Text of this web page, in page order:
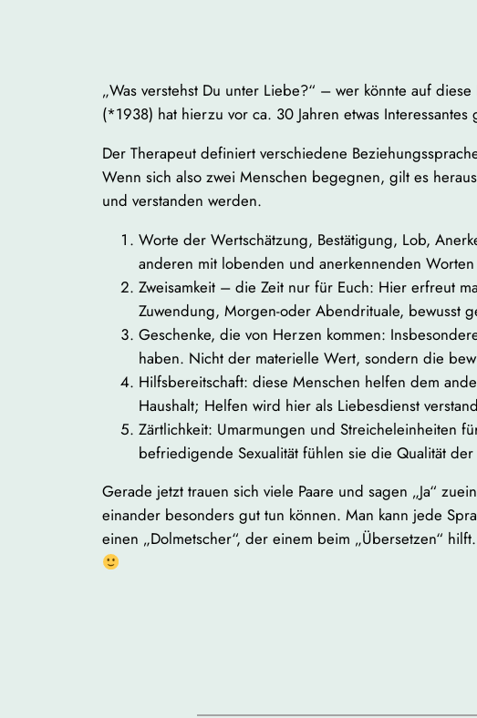
„Was verstehst Du unter Liebe?“ – wer könnte auf
(*1938) hat hierzu vor ca. 30 Jahren etwas
Der Therapeut definiert verschiedene
Wenn sich also zwei Menschen begegnen, gilt es
und verstanden werden.
Worte der Wertschätzung, Bestätigung, Lob,
anderen mit lobenden und anerkennenden
Zweisamkeit – die Zeit nur für Euch: Hier erfreut
Zuwendung, Morgen-oder Abendrituale, bewusst
Geschenke, die von Herzen kommen:
haben. Nicht der materielle Wert, sondern die
Hilfsbereitschaft: diese Menschen helfen dem
Haushalt; Helfen wird hier als Liebesdienst
Zärtlichkeit: Umarmungen und Streicheleinheiten
befriedigende Sexualität fühlen sie die Qualität
Gerade jetzt trauen sich viele Paare und sagen „Ja“
einander besonders gut tun können. Man kann jede
einen „Dolmetscher“, der einem beim „Übersetzen“